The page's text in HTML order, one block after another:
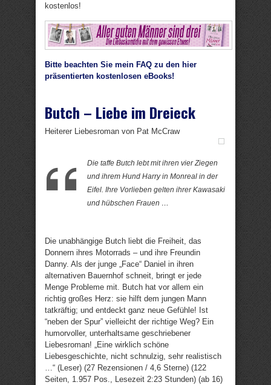
kostenlos!
Bitte beachten Sie mein FAQ zu den hier
präsentierten kostenlosen eBooks!
Butch – Liebe im Dreieck
Heiterer Liebesroman von Pat McCraw
Die taffe Butch lebt mit ihren vier Ziegen
und ihrem Hund Harry in Monreal in der
Eifel. Ihre Vorlieben gelten ihrer Kawasaki
und hübschen Frauen …
Die unabhängige Butch liebt die Freiheit, das
Donnern ihres Motorrads – und ihre Freundin
Danny. Als der junge „Face“ Daniel in ihren
alternativen Bauernhof schneit, bringt er jede
Menge Probleme mit. Butch hat vor allem ein
richtig großes Herz: sie hilft dem jungen Mann
tatkräftig; und entdeckt ganz neue Gefühle! Ist
“neben der Spur” vielleicht der richtige Weg? Ein
humorvoller, unterhaltsame geschriebener
Liebesroman! „Eine wirklich schöne
Liebesgeschichte, nicht schnulzig, sehr realistisch
…“ (Leser) (27 Rezensionen / 4,6 Sterne) (122
Seiten, 1.957 Pos., Lesezeit 2:23 Stunden) (ab 16)